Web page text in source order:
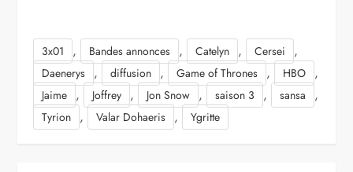
3x01 , Bandes annonces , Catelyn , Cersei ,
Daenerys , diffusion , Game of Thrones , HBO ,
Jaime , Joffrey , Jon Snow , saison 3 , sansa ,
Tyrion , Valar Dohaeris , Ygritte